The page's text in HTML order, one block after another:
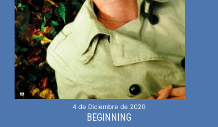
4 de Diciembre de 2020
BEGINNING